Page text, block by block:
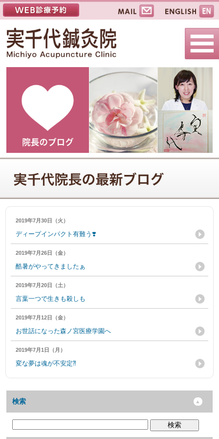
2019年7月30日（火）
ディープインパクト有難う❣️
2019年7月26日（金）
酷暑がやってきましたぁ
2019年7月20日（土）
言葉一つで生きも殺しも
2019年7月12日（金）
お世話になった森ノ宮医療学園へ
2019年7月1日（月）
変な夢は魂が不安定⁈
検索
検索